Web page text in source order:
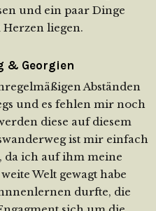
und ein paar Dinge
liegen.
& Georgien
Abständen
und es fehlen mir noch
diese auf diesem
ist mir einfach
da ich auf ihm meine
Welt gewagt habe
durfte, die